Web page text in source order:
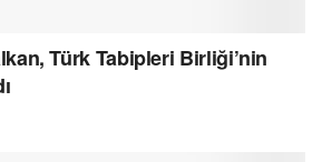
Türk Tabipleri Birliği’nin